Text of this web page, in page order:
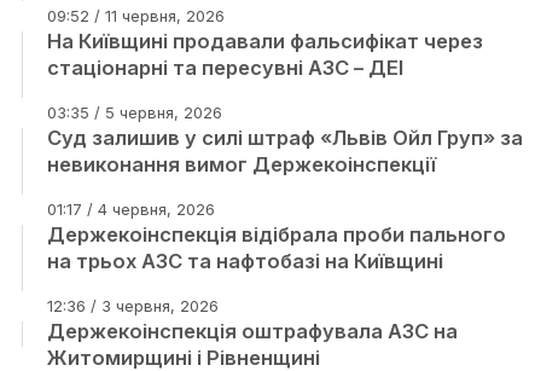
09:52 / 11 червня, 2026
На Київщині продавали фальсифікат через
стаціонарні та пересувні АЗС – ДЕІ
03:35 / 5 червня, 2026
Суд залишив у силі штраф «Львів Ойл Груп» за
невиконання вимог Держекоінспекції
01:17 / 4 червня, 2026
Держекоінспекція відібрала проби пального
на трьох АЗС та нафтобазі на Київщині
12:36 / 3 червня, 2026
Держекоінспекція оштрафувала АЗС на
Житомирщині і Рівненщині